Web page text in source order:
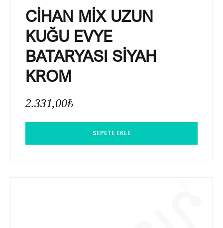
CİHAN MİX UZUN
KUĞU EVYE
BATARYASI SİYAH
KROM
2.331,00₺
SEPETE EKLE